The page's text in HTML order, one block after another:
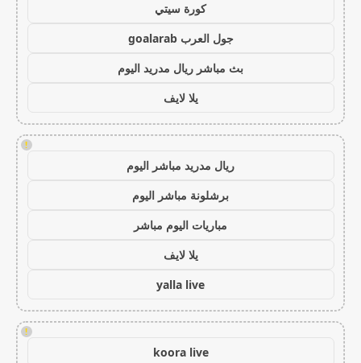
كورة سيتي
جول العرب goalarab
بث مباشر ريال مدريد اليوم
يلا لايف
!
ريال مدريد مباشر اليوم
برشلونة مباشر اليوم
مباريات اليوم مباشر
يلا لايف
yalla live
!
koora live